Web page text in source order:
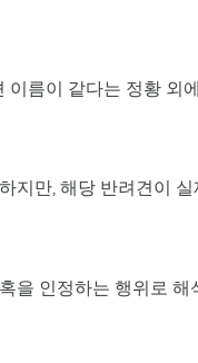
름이 같다는 정황 외
지만, 해당 반려견이
을 인정하는 행위로